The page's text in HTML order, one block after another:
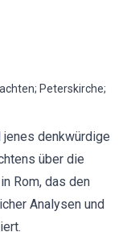
Peterskirche;
denkwürdige
über die
Rom, das den
Analysen und